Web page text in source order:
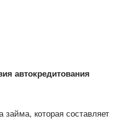
автокредитования
которая составляет